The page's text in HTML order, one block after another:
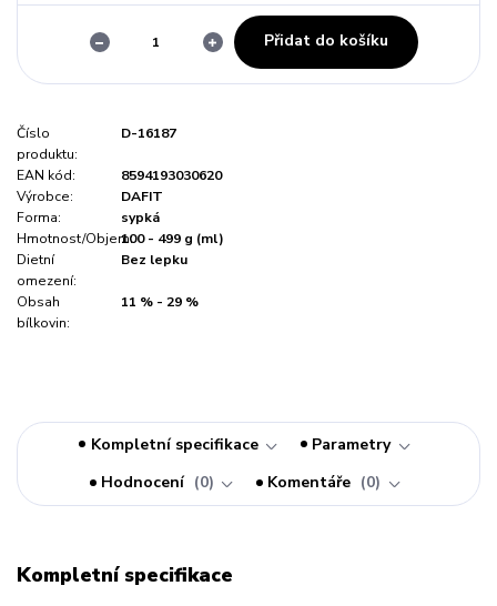
Přidat do košíku
Číslo
produktu:
D-16187
EAN kód:
8594193030620
Výrobce:
DAFIT
Forma:
sypká
Hmotnost/Objem:100 - 499 g (ml)
Dietní
omezení:
Bez lepku
Obsah
bílkovin:
11 % - 29 %
Kompletní specifikace
Parametry
Hodnocení
0 Komentáře 0
Kompletní specifikace